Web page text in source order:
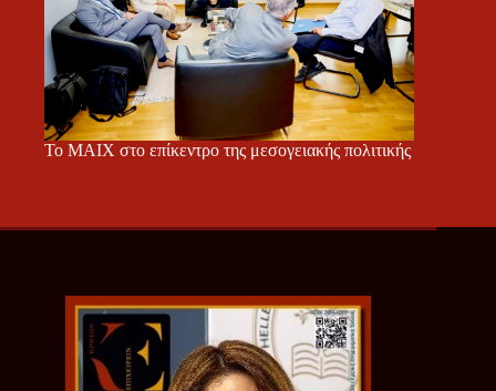
Το ΜΑΙΧ στο επίκεντρο της μεσογειακής πολιτικής